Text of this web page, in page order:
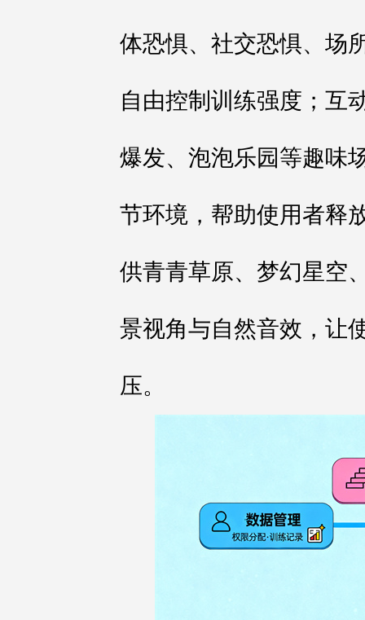
体恐惧、社交恐惧、场
自由控制训练强度；互
爆发、泡泡乐园等趣味
节环境，帮助使用者释
供青青草原、梦幻星空
景视角与自然音效，让
压。